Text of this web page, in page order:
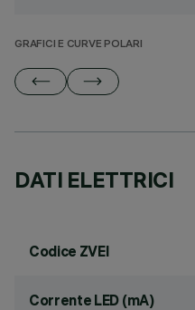
GRAFICI E CURVE POLARI
DATI ELETTRICI
Codice ZVEI
Corrente LED (mA)